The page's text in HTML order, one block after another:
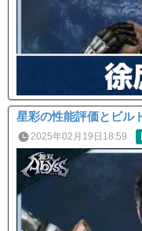
星彩の性能評価とビル
2025年02月19日18:59